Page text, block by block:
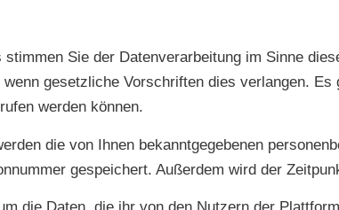
Sie der Datenverarbeitung im Sinne
gesetzliche Vorschriften dies verlangen.
werden können.
die von Ihnen bekanntgegebenen
gespeichert. Außerdem wird der